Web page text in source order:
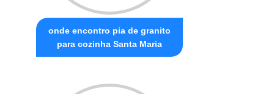
onde encontro pia de granito
para cozinha Santa Maria